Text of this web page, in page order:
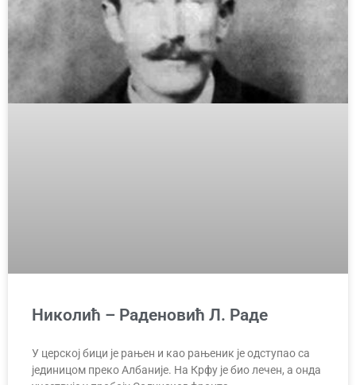
Николић – Раденовић Л. Раде
У церској бици је рањен и као рањеник је одступао са
јединицом преко Албаније. На Крфу је био лечен, а онда